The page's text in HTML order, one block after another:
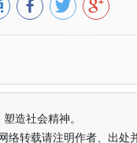
造社会精神。
转载请注明作者、出处